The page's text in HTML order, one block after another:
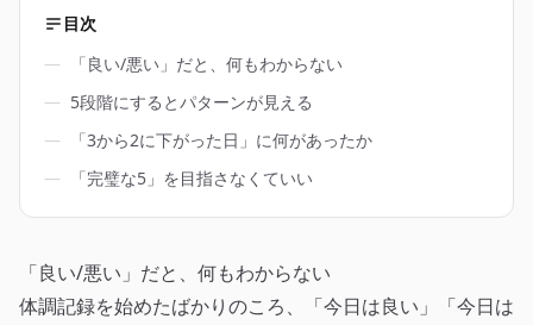
目次
―
「良い/悪い」だと、何もわからない
― 5段階にするとパターンが見える
―
「3から2に下がった日」に何があったか
―
「完璧な5」を目指さなくていい
「良い/悪い」だと、何もわからない
体調記録を始めたばかりのころ、「今日は良い」「今日は